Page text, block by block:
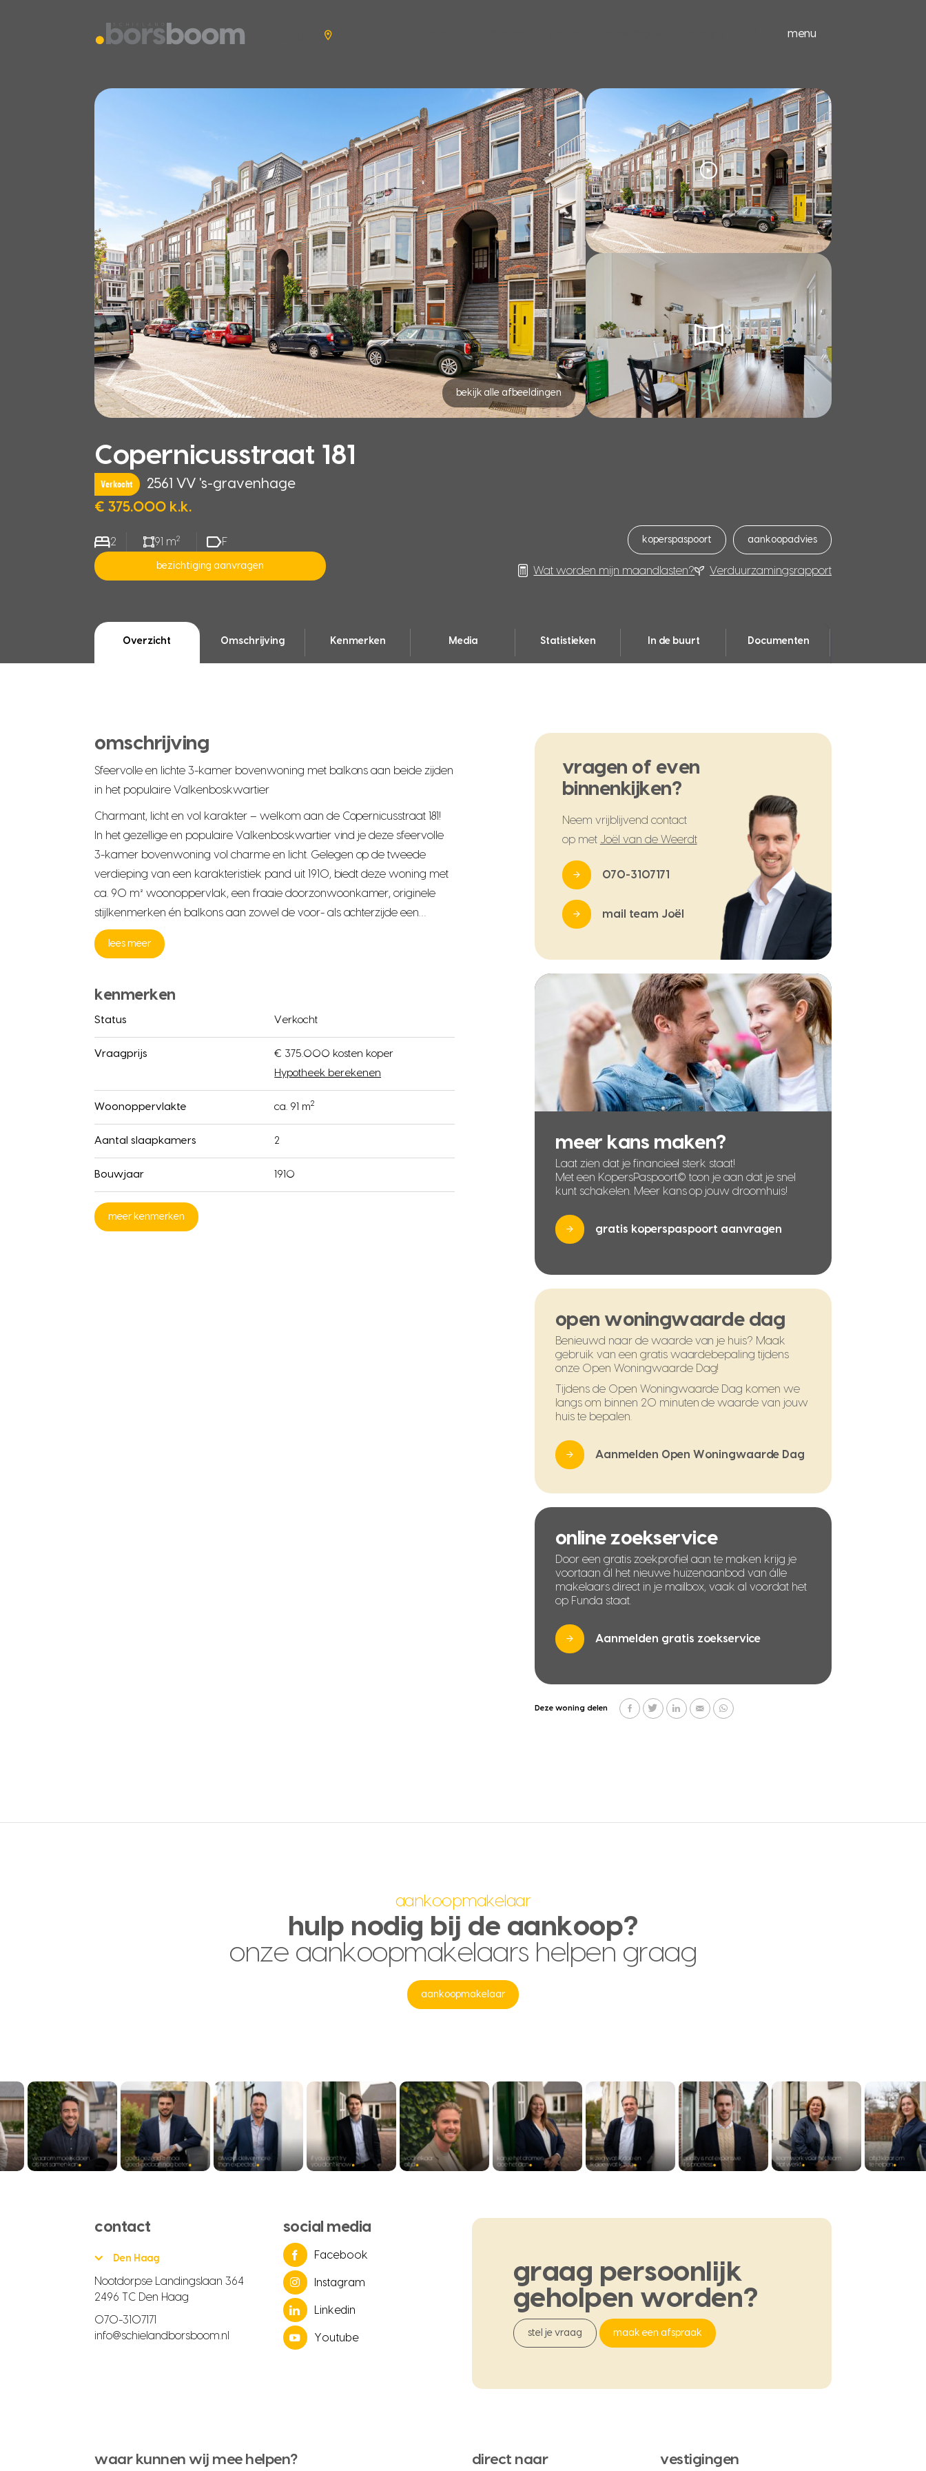
menu
bekijk alle afbeeldingen
Copernicusstraat 181
Verkocht
2561 VV 's-gravenhage
€ 375.000 k.k.
2 91 m2 F
bezichtiging aanvragen
koperspaspoort aankoopadvies
Wat worden mijn maandlasten? Verduurzamingsrapport
Overzicht Omschrijving Kenmerken Media Statistieken In de buurt Documenten
omschrijving
Sfeervolle en lichte 3-kamer bovenwoning met balkons aan beide zijden
in het populaire Valkenboskwartier
Charmant, licht en vol karakter – welkom aan de Copernicusstraat 181!
In het gezellige en populaire Valkenboskwartier vind je deze sfeervolle
3-kamer bovenwoning vol charme en licht. Gelegen op de tweede
verdieping van een karakteristiek pand uit 1910, biedt deze woning met
ca. 90 m² woonoppervlak, een fraaie doorzonwoonkamer, originele
stijlkenmerken én balkons aan zowel de voor- als achterzijde een…
lees meer
kenmerken
Status Verkocht
Vraagprijs
€ 375.000 kosten koper
Hypotheek berekenen
Woonoppervlakte ca. 91 m2
Aantal slaapkamers 2
Bouwjaar 1910
meer kenmerken
vragen of even
binnenkijken?
Neem vrijblijvend contact
op met Joël van de Weerdt
070-3107171
mail team Joël
meer kans maken?
Laat zien dat je financieel sterk staat!
Met een KopersPaspoort© toon je aan dat je snel
kunt schakelen. Meer kans op jouw droomhuis!
gratis koperspaspoort aanvragen
open woningwaarde dag
Benieuwd naar de waarde van je huis? Maak
gebruik van een gratis waardebepaling tijdens
onze Open Woningwaarde Dag!
Tijdens de Open Woningwaarde Dag komen we
langs om binnen 20 minuten de waarde van jouw
huis te bepalen.
Aanmelden Open Woningwaarde Dag
online zoekservice
Door een gratis zoekprofiel aan te maken krijg je
voortaan ál het nieuwe huizenaanbod van álle
makelaars direct in je mailbox, vaak al voordat het
op Funda staat.
Aanmelden gratis zoekservice
Deze woning delen
aankoopmakelaar
hulp nodig bij de aankoop?
onze aankoopmakelaars helpen graag
aankoopmakelaar
contact
Den Haag
Nootdorpse Landingslaan 364
2496 TC Den Haag
070-3107171
info@schielandborsboom.nl
social media
Facebook
Instagram
Linkedin
Youtube
graag persoonlijk
geholpen worden?
stel je vraag maak een afspraak
waar kunnen wij mee helpen? direct naar vestigingen